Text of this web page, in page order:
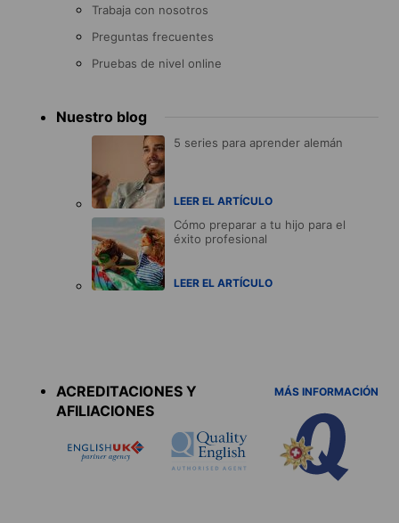
Trabaja con nosotros
Preguntas frecuentes
Pruebas de nivel online
Nuestro blog
5 series para aprender alemán
LEER EL ARTÍCULO
Cómo preparar a tu hijo para el
éxito profesional
LEER EL ARTÍCULO
ACREDITACIONES Y
AFILIACIONES
MÁS INFORMACIÓN